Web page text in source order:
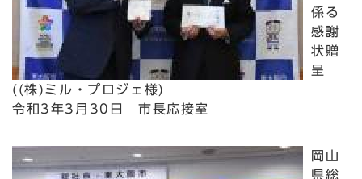
係る
感謝
状贈
呈
((株)ミル・プロジェ様)
令和3年3月30日 市長応接室
岡山
県総